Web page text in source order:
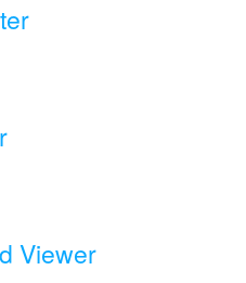
Viewer